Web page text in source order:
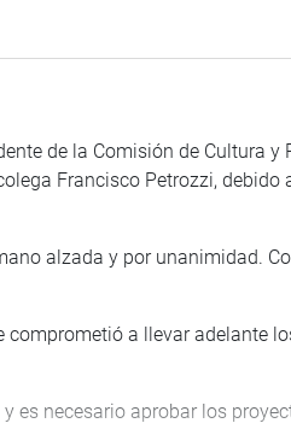
de la Comisión de Cultura y
Francisco Petrozzi, debido
alzada y por unanimidad.
a llevar adelante
es necesario aprobar los